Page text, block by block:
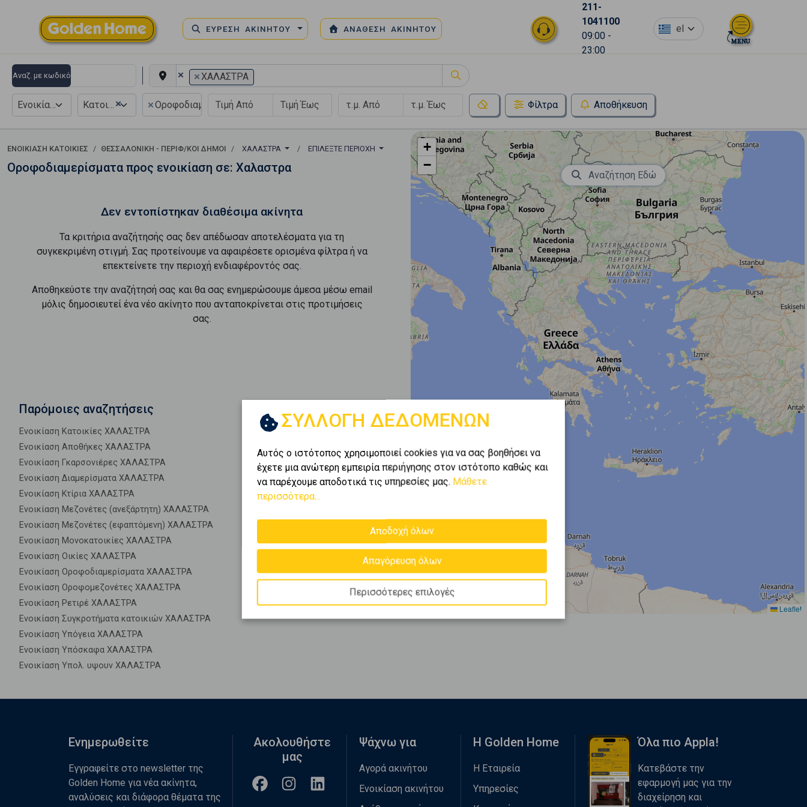
ΕΥΡΕΣΗ ΑΚΙΝΗΤΟΥ ΑΝΑΘΕΣΗ ΑΚΙΝΗΤΟΥ
211-
1041100
09:00 -
23:00
el
Αναζ. με κωδικό × ×ΧΑΛΑΣΤΡΑ
×
Κατοικία ×Οροφοδιαμέρισμα Φίλτρα Αποθήκευση
ΕΝΟΙΚΊΑΣΗ ΚΑΤΟΙΚΊΕΣ ΘΕΣΣΑΛΟΝΙΚΗ - ΠΕΡΙΦ/ΚΟΙ ΔΗΜΟΙ ΧΑΛΑΣΤΡΑ ΕΠΙΛΈΞΤΕ ΠΕΡΙΟΧΉ
Οροφοδιαμερίσματα προς ενοικίαση σε: Χαλαστρα
Δεν εντοπίστηκαν διαθέσιμα ακίνητα
Τα κριτήρια αναζήτησής σας δεν απέδωσαν αποτελέσματα για τη
συγκεκριμένη στιγμή. Σας προτείνουμε να αφαιρέσετε ορισμένα φίλτρα ή να
επεκτείνετε την περιοχή ενδιαφέροντός σας.
Αποθηκεύστε την αναζήτησή σας και θα σας ενημερώσουμε άμεσα μέσω email
μόλις δημοσιευτεί ένα νέο ακίνητο που ανταποκρίνεται στις προτιμήσεις
σας.
Παρόμοιες αναζητήσεις
Ενοικίαση Κατοικίες ΧΑΛΑΣΤΡΑ
Ενοικίαση Αποθήκες ΧΑΛΑΣΤΡΑ
Ενοικίαση Γκαρσονιέρες ΧΑΛΑΣΤΡΑ
Ενοικίαση Διαμερίσματα ΧΑΛΑΣΤΡΑ
Ενοικίαση Κτίρια ΧΑΛΑΣΤΡΑ
Ενοικίαση Μεζονέτες (ανεξάρτητη) ΧΑΛΑΣΤΡΑ
Ενοικίαση Μεζονέτες (εφαπτόμενη) ΧΑΛΑΣΤΡΑ
Ενοικίαση Μονοκατοικίες ΧΑΛΑΣΤΡΑ
Ενοικίαση Οικίες ΧΑΛΑΣΤΡΑ
Ενοικίαση Οροφοδιαμερίσματα ΧΑΛΑΣΤΡΑ
Ενοικίαση Οροφομεζονέτες ΧΑΛΑΣΤΡΑ
Ενοικίαση Ρετιρέ ΧΑΛΑΣΤΡΑ
Ενοικίαση Συγκροτήματα κατοικιών ΧΑΛΑΣΤΡΑ
Ενοικίαση Υπόγεια ΧΑΛΑΣΤΡΑ
Ενοικίαση Υπόσκαφα ΧΑΛΑΣΤΡΑ
Ενοικίαση Υπολ. υψουν ΧΑΛΑΣΤΡΑ
+
−
Leaflet
Αναζήτηση Εδώ
ΣΥΛΛΟΓΗ ΔΕΔΟΜΕΝΩΝ
Αυτός ο ιστότοπος χρησιμοποιεί cookies για να σας βοηθήσει να
έχετε μια ανώτερη εμπειρία περιήγησης στον ιστότοπο καθώς και
να παρέχουμε αποδοτικά τις υπηρεσίες μας. Μάθετε
περισσότερα...
Αποδοχή όλων
Απαγόρευση όλων
Περισσότερες επιλογές
Ενημερωθείτε
Εγγραφείτε στο newsletter της
Golden Home για νέα ακίνητα,
αναλύσεις και διάφορα θέματα της
Ακολουθήστε
μας
Ψάχνω για
Αγορά ακινήτου
Ενοικίαση ακινήτου
Η Golden Home
Η Εταιρεία
Υπηρεσίες
Όλα πιο Appla!
Κατεβάστε την
εφαρμογή μας για την
διαχείρηση και